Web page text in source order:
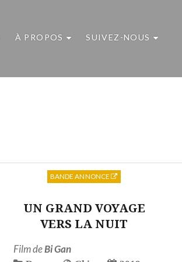
À PROPOS SUIVEZ-NOUS
UN GRAND VOYAGE
VERS LA NUIT
Film deBi Gan
BANDE ANNONCE